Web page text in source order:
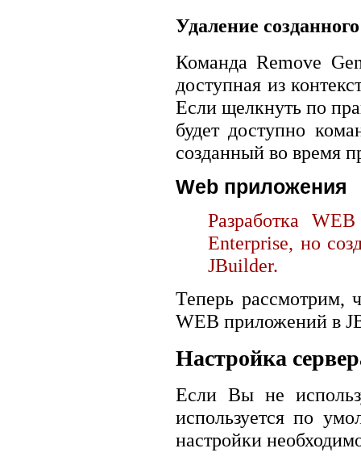
Удаление
Команда Remove
доступная из
Если щелкнуть по
будет доступно
созданный во время
Web приложения
Разработка
Enterprise, но
JBuilder.
Теперь рассмотрим,
WEB приложений в
Настройка
Если Вы не
используется по
настройки